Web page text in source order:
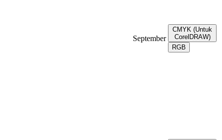
September
CMYK (Untuk
CorelDRAW)
RGB